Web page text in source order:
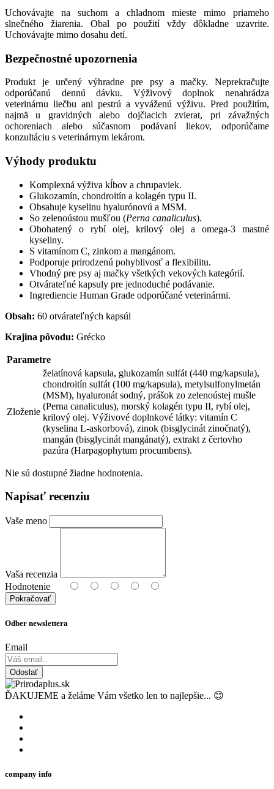
Uchovávajte na suchom a chladnom mieste mimo priameho
slnečného žiarenia. Obal po použití vždy dôkladne uzavrite.
Uchovávajte mimo dosahu detí.
Bezpečnostné upozornenia
Produkt je určený výhradne pre psy a mačky. Neprekračujte
odporúčanú dennú dávku. Výživový doplnok nenahrádza
veterinárnu liečbu ani pestrú a vyváženú výživu. Pred použitím,
najmä u gravidných alebo dojčiacich zvierat, pri závažných
ochoreniach alebo súčasnom podávaní liekov, odporúčame
konzultáciu s veterinárnym lekárom.
Výhody produktu
Komplexná výživa kĺbov a chrupaviek.
Glukozamín, chondroitín a kolagén typu II.
Obsahuje kyselinu hyalurónovú a MSM.
So zelenoústou mušľou (Perna canaliculus).
Obohatený o rybí olej, krilový olej a omega-3 mastné
kyseliny.
S vitamínom C, zinkom a mangánom.
Podporuje prirodzenú pohyblivosť a flexibilitu.
Vhodný pre psy aj mačky všetkých vekových kategórií.
Otvárateľné kapsuly pre jednoduché podávanie.
Ingrediencie Human Grade odporúčané veterinármi.
Obsah: 60 otvárateľných kapsúl
Krajina pôvodu: Grécko
Parametre
Zloženie
želatínová kapsula, glukozamín sulfát (440 mg/kapsula),
chondroitín sulfát (100 mg/kapsula), metylsulfonylmetán
(MSM), hyaluronát sodný, prášok zo zelenoústej mušle
(Perna canaliculus), morský kolagén typu II, rybí olej,
krilový olej. Výživové doplnkové látky: vitamín C
(kyselina L-askorbová), zinok (bisglycinát zinočnatý),
mangán (bisglycinát mangánatý), extrakt z čertovho
pazúra (Harpagophytum procumbens).
Nie sú dostupné žiadne hodnotenia.
Napísať recenziu
Vaše meno
Vaša recenzia
Hodnotenie
Pokračovať
Odber newslettera
Email
Odoslať
ĎAKUJEME a želáme Vám všetko len to najlepšie... 😊
company info